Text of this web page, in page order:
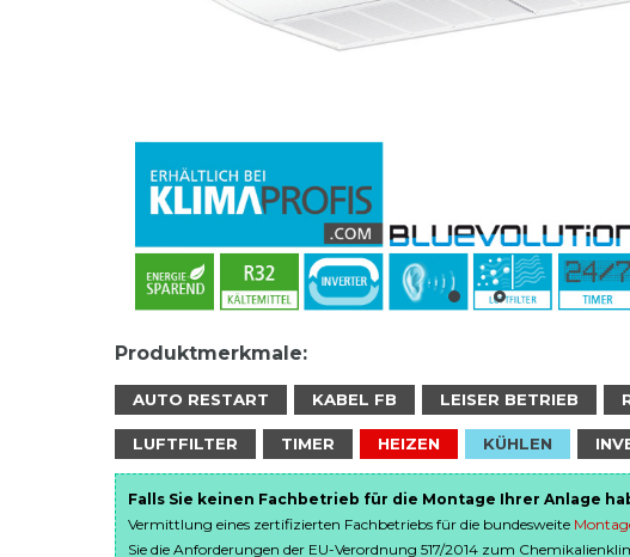
Produktmerkmale:
AUTO RESTART KABEL FB LEISER BETRIEB
LUFTFILTER TIMER HEIZEN KÜHLEN
Falls Sie keinen Fachbetrieb für die Montage Ihrer Anlage
Vermittlung eines zertifizierten Fachbetriebs für die bundesweite
Sie die Anforderungen der EU-Verordnung 517/2014 zum